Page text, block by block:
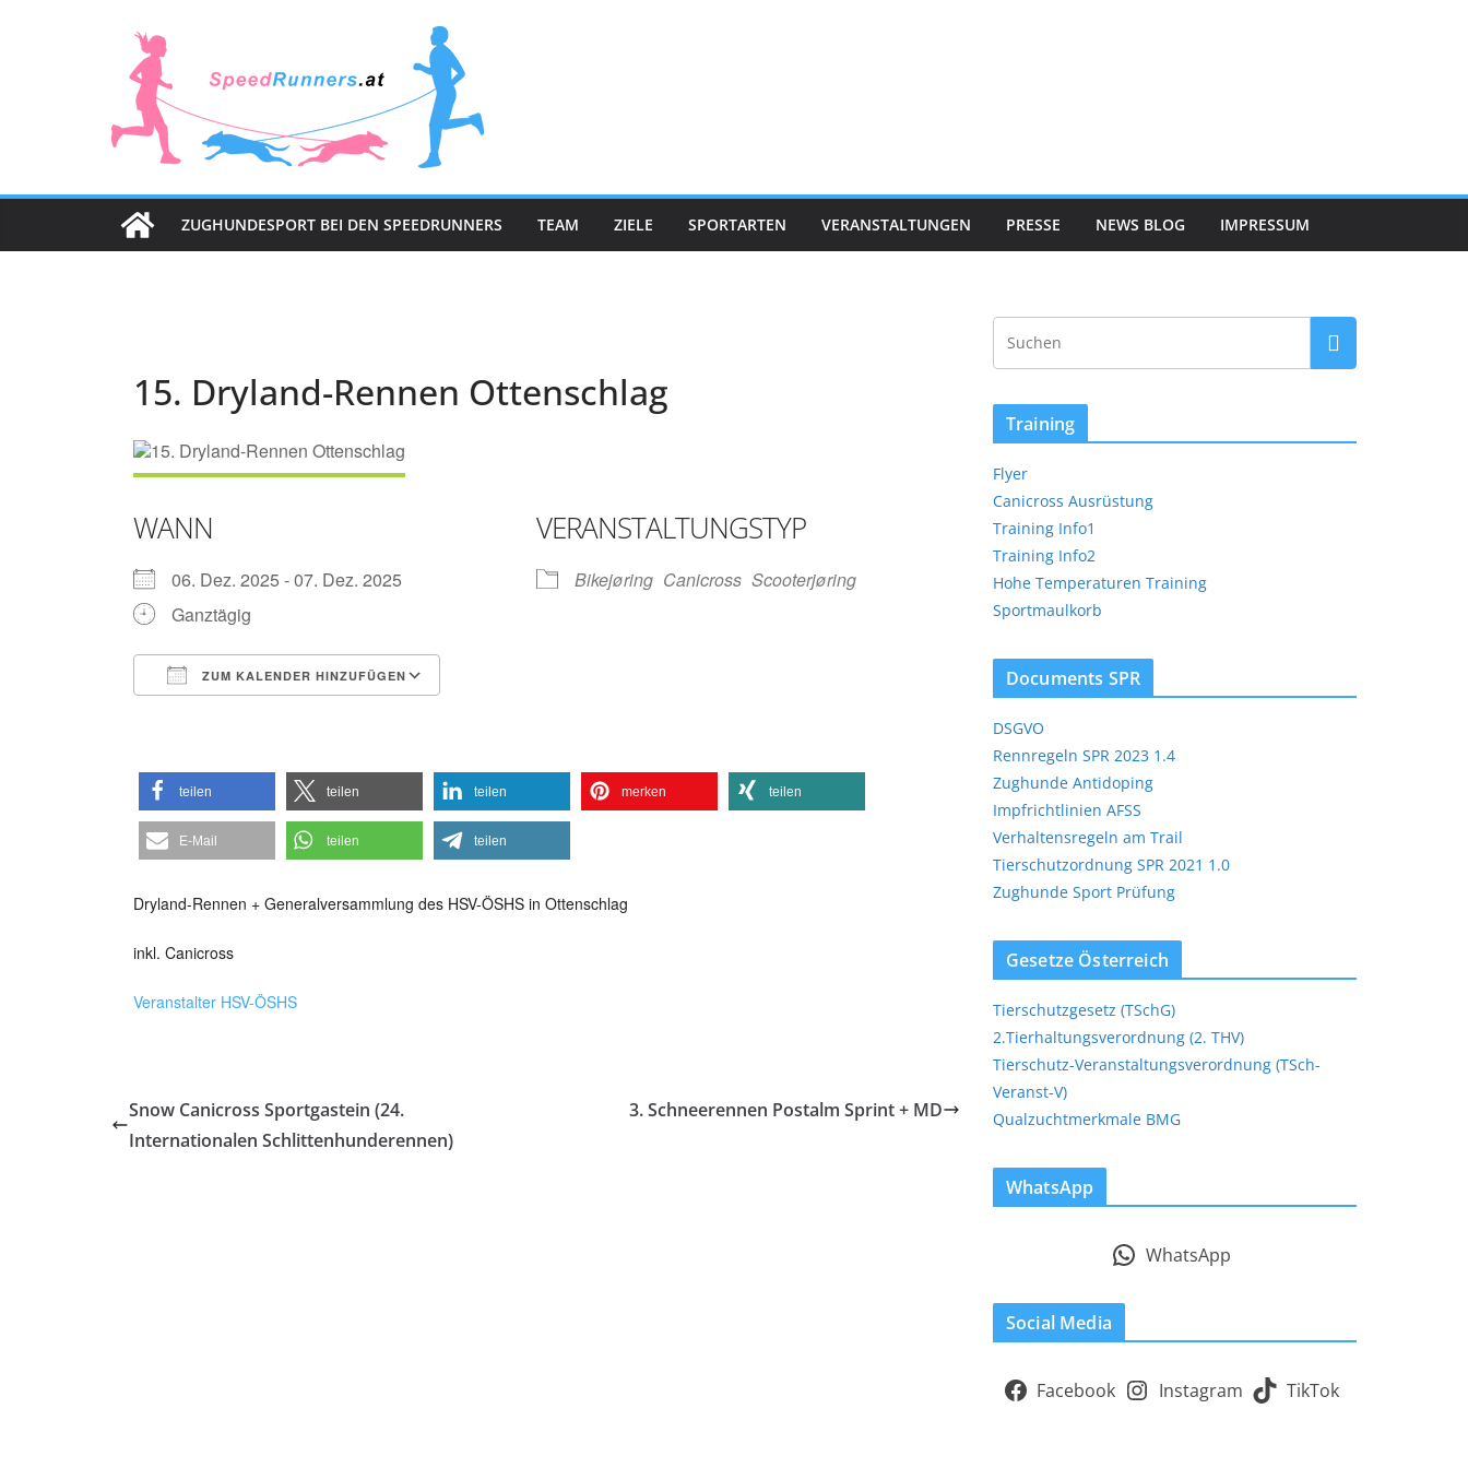
ZUGHUNDESPORT BEI DEN SPEEDRUNNERS TEAM ZIELE SPORTARTEN VERANSTALTUNGEN PRESSE NEWS BLOG IMPRESSUM
15. Dryland-Rennen Ottenschlag
WANN
06. Dez. 2025 - 07. Dez. 2025
Ganztägig
ZUM KALENDER HINZUFÜGEN
VERANSTALTUNGSTYP
Bikejøring Canicross Scooterjøring
teilen teilen teilen merken teilen
E-Mail teilen teilen
Dryland-Rennen + Generalversammlung des HSV-ÖSHS in Ottenschlag
inkl. Canicross
Veranstalter HSV-ÖSHS
Snow Canicross Sportgastein (24.
Internationalen Schlittenhunderennen)
3. Schneerennen Postalm Sprint + MD
Training
Flyer
Canicross Ausrüstung
Training Info1
Training Info2
Hohe Temperaturen Training
Sportmaulkorb
Documents SPR
DSGVO
Rennregeln SPR 2023 1.4
Zughunde Antidoping
Impfrichtlinien AFSS
Verhaltensregeln am Trail
Tierschutzordnung SPR 2021 1.0
Zughunde Sport Prüfung
Gesetze Österreich
Tierschutzgesetz (TSchG)
2.Tierhaltungsverordnung (2. THV)
Tierschutz-Veranstaltungsverordnung (TSch-
Veranst-V)
Qualzuchtmerkmale BMG
WhatsApp
WhatsApp
Social Media
Facebook Instagram TikTok